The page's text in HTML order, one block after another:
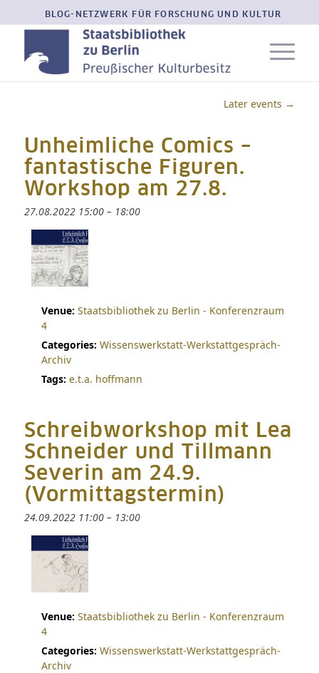
BLOG-NETZWERK FÜR FORSCHUNG UND KULTUR
Later events →
Unheimliche Comics –
fantastische Figuren.
Workshop am 27.8.
27.08.2022 15:00– 18:00
Venue: Staatsbibliothek zu Berlin - Konferenzraum
4
Categories: Wissenswerkstatt-Werkstattgespräch-
Archiv
Tags: e.t.a. hoffmann
Schreibworkshop mit Lea
Schneider und Tillmann
Severin am 24.9.
(Vormittagstermin)
24.09.2022 11:00– 13:00
Venue: Staatsbibliothek zu Berlin - Konferenzraum
4
Categories: Wissenswerkstatt-Werkstattgespräch-
Archiv